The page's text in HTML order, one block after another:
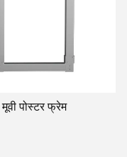
पोस्टर फ्रेम